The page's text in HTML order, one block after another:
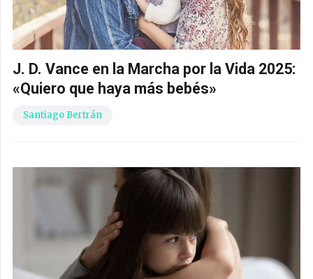
J. D. Vance en la Marcha por la Vida 2025:
«Quiero que haya más bebés»
Santiago Bertrán